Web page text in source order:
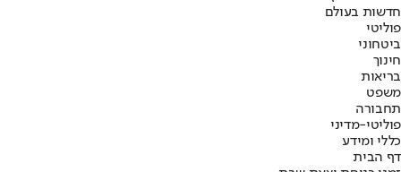
חדשות בעולם
פוליטי
ביטחוני
חינוך
בריאות
משפט
תחבורה
פוליטי-מדיני
כללי ומידע
דף הבית